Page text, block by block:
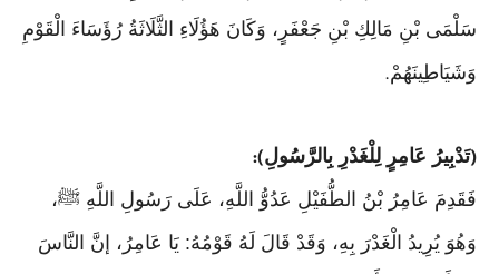
سَلْمَى بْنِ مَالِكِ بْنِ جَعْفَرٍ، وَكَانَ هَؤُلَاءِ الثَّلَاثَةُ رُؤَسَاءَ الْقَوْمِ
وَشَيَاطِينَهُمْ.
(تَدْبِيرُ عَامِرٍ لِلْغَدْرِ بِالرَّسُولِ):
فَقَدِمَ عَامِرُ بْنُ الطُّفَيْلِ عَدُوُّ اللَّهِ، عَلَى رَسُولِ اللَّهِ ﷺ،
وَهُوَ يُرِيدُ الْغَدْرَ بِهِ، وَقَدْ قَالَ لَهُ قَوْمُهُ: يَا عَامِرُ، إنَّ النَّاسَ